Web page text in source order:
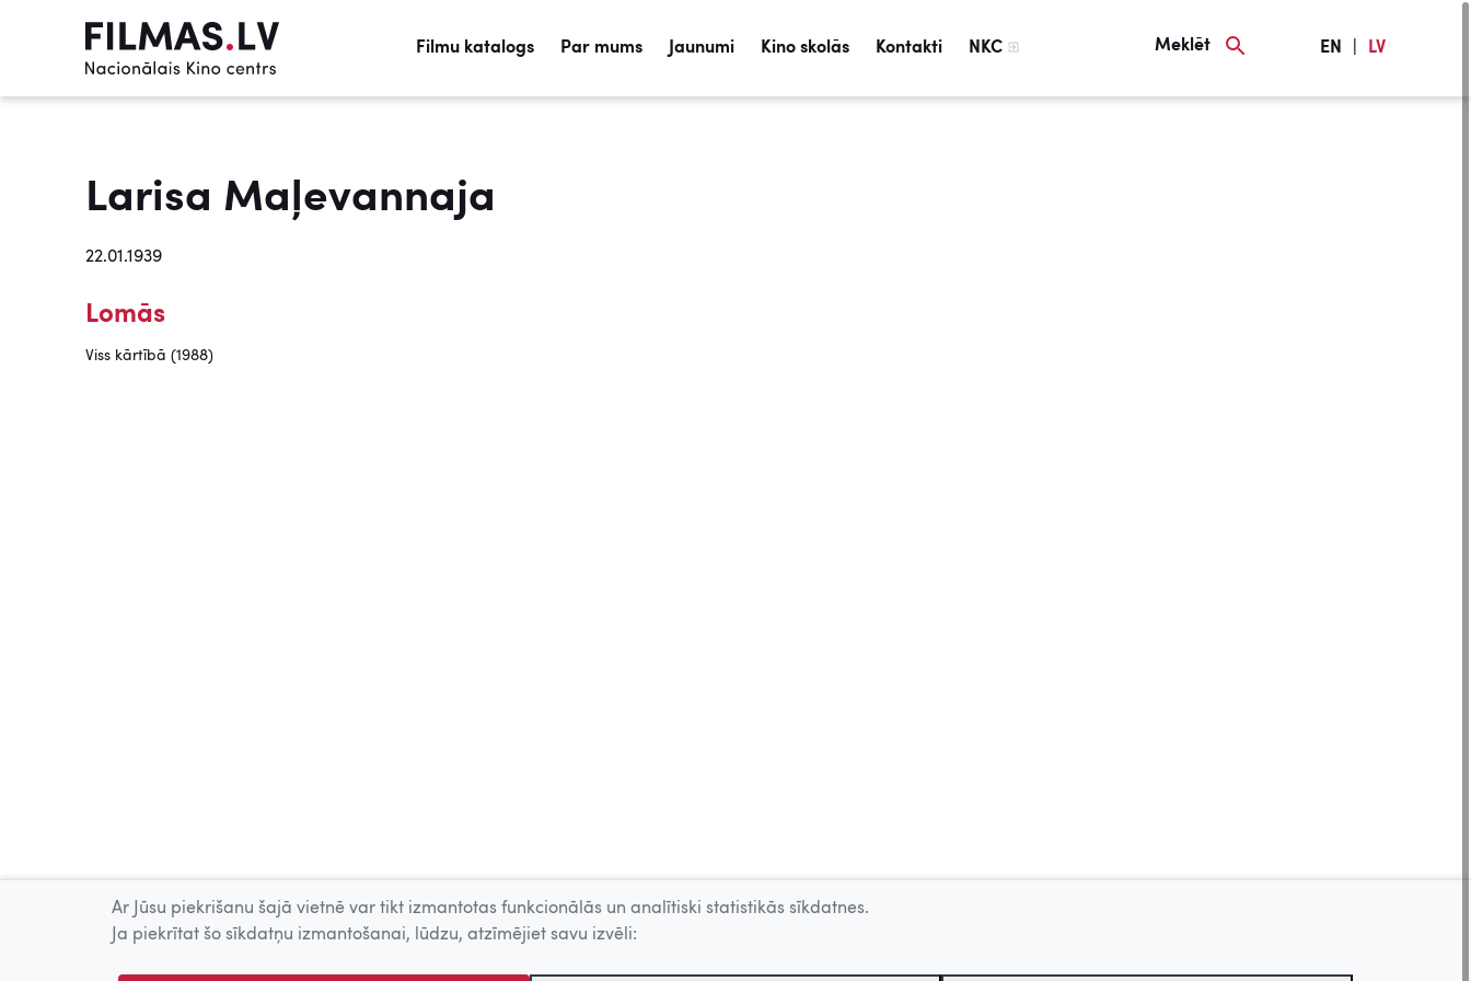
Filmu katalogs Par mums Jaunumi Kino skolās Kontakti NKC Meklēt EN LV
Larisa Maļevannaja
22.01.1939
Lomās
Viss kārtībā (1988)
Ar Jūsu piekrišanu šajā vietnē var tikt izmantotas funkcionālās un analītiski statistikās sīkdatnes.
Ja piekrītat šo sīkdatņu izmantošanai, lūdzu, atzīmējiet savu izvēli: